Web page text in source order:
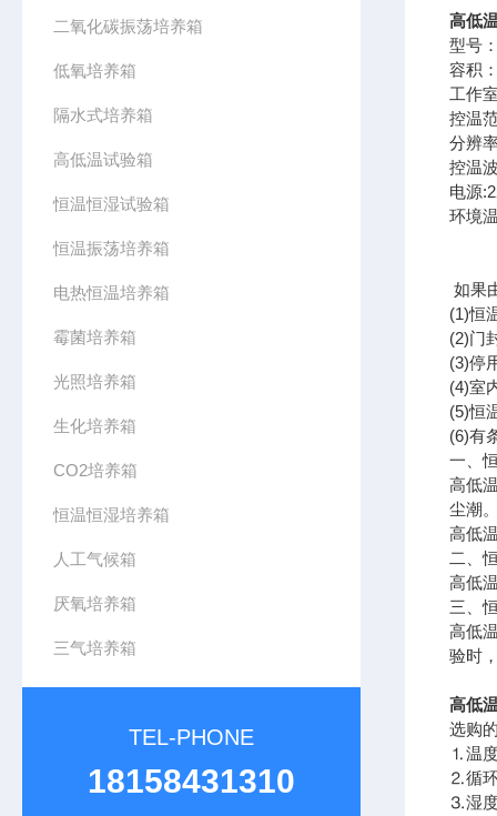
二氧化碳振荡培养箱
低氧培养箱
隔水式培养箱
高低温试验箱
恒温恒湿试验箱
恒温振荡培养箱
电热恒温培养箱
霉菌培养箱
光照培养箱
生化培养箱
CO2培养箱
恒温恒湿培养箱
人工气候箱
厌氧培养箱
三气培养箱
TEL-PHONE
18158431310
高低
型号
容积
工作
控温
分辨
控温
电源
环境
如果
(1)恒
(2)门
(3)停
(4)室
(5)恒
(6)有
一、
高低
尘潮
高低
二、
高低
三、
高低
验时
高低
选购
⒈温
⒉循
⒊湿